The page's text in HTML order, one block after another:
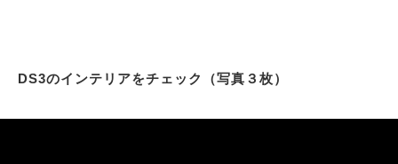
DS3のインテリアをチェック（写真３枚）